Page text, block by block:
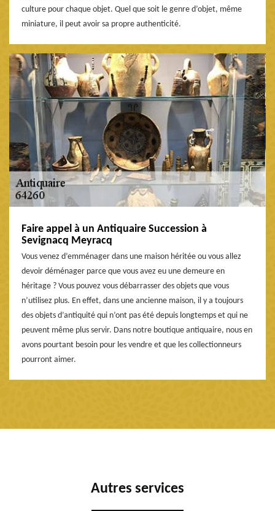
culture pour chaque objet. Quel que soit le genre d’objet, même
miniature, il peut avoir sa propre authenticité.
Faire appel à un Antiquaire Succession à
Sevignacq Meyracq
Vous venez d’emménager dans une maison héritée ou vous allez
devoir déménager parce que vous avez eu une demeure en
héritage ? Vous pouvez vous débarrasser des objets que vous
n’utilisez plus. En effet, dans une ancienne maison, il y a toujours
des objets d’antiquité qui n’ont pas été depuis longtemps et qui ne
peuvent même plus servir. Dans notre boutique antiquaire, nous en
avons pourtant besoin pour les vendre et que les collectionneurs
pourront aimer.
Autres services